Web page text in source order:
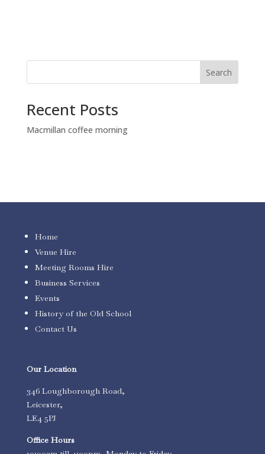
Search
Recent Posts
Macmillan coffee morning
Home
Venue Hire
Meeting Rooms Hire
Business Services
Events
History of the Old School
Contact Us
Our Location
346 Loughborough Road,
Leicester,
LE4 5PJ
Office Hours